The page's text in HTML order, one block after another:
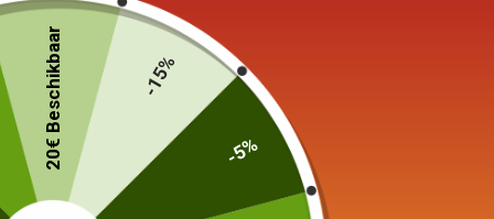
20€ Beschikbaar -15%
-5%